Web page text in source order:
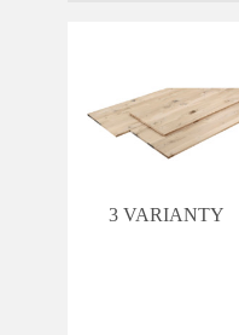
3 VARIANTY